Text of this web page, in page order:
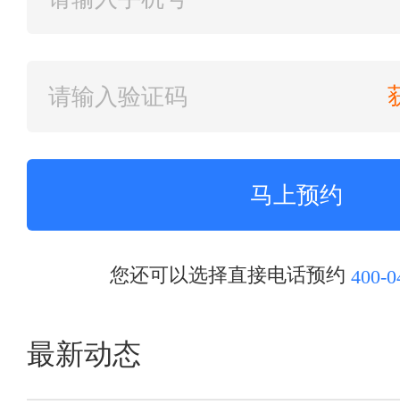
您还可以选择直接电话预约 400-
最新动态